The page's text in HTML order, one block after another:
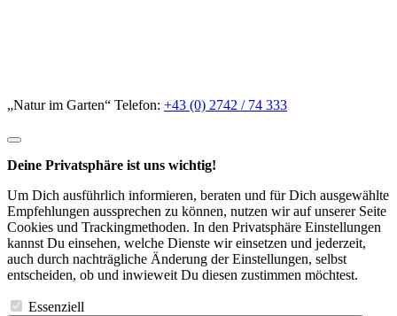
„Natur im Garten“ Telefon: +43 (0) 2742 / 74 333
Deine Privatsphäre ist uns wichtig!
Um Dich ausführlich informieren, beraten und für Dich ausgewählte
Empfehlungen aussprechen zu können, nutzen wir auf unserer Seite
Cookies und Trackingmethoden. In den Privatsphäre Einstellungen
kannst Du einsehen, welche Dienste wir einsetzen und jederzeit,
auch durch nachträgliche Änderung der Einstellungen, selbst
entscheiden, ob und inwieweit Du diesen zustimmen möchtest.
Essenziell